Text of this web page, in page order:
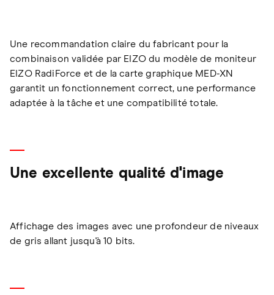
Une recommandation claire du fabricant pour la
combinaison validée par EIZO du modèle de moniteur
EIZO RadiForce et de la carte graphique MED-XN
garantit un fonctionnement correct, une performance
adaptée à la tâche et une compatibilité totale.
Une excellente qualité d'image
Affichage des images avec une profondeur de niveaux
de gris allant jusqu'à 10 bits.